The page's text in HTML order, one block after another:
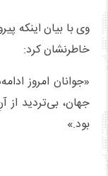
وی با بیان اینکه
خاطرنشان کرد:
«جوانان امروز
جهان، بی‌تردید
بود.»